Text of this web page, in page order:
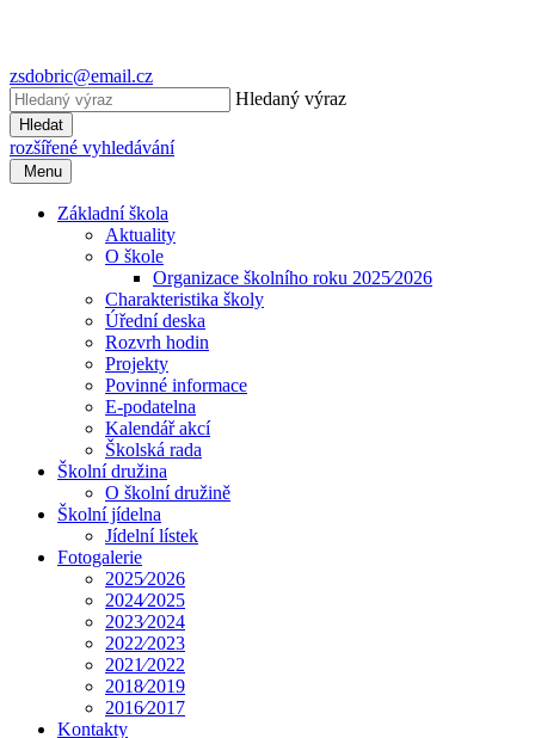
zsdobric@email.cz
Hledaný výraz
Hledat
rozšířené vyhledávání
Menu
Základní škola
Aktuality
O škole
Organizace školního roku 2025⁄2026
Charakteristika školy
Úřední deska
Rozvrh hodin
Projekty
Povinné informace
E-podatelna
Kalendář akcí
Školská rada
Školní družina
O školní družině
Školní jídelna
Jídelní lístek
Fotogalerie
2025⁄2026
2024⁄2025
2023⁄2024
2022⁄2023
2021⁄2022
2018⁄2019
2016⁄2017
Kontakty